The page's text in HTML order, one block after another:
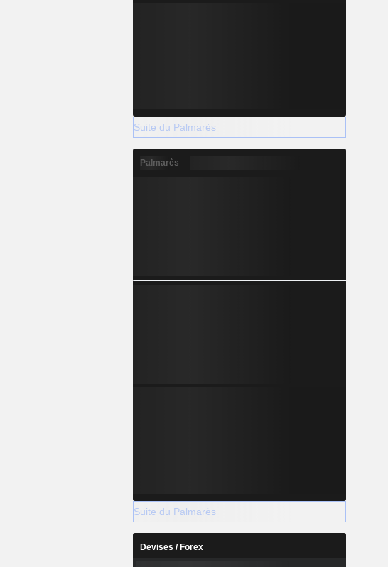
Suite du Palmarès
Palmarès
Suite du Palmarès
Devises / Forex